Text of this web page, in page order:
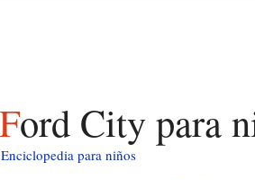
Ford City para
Enciclopedia para niños